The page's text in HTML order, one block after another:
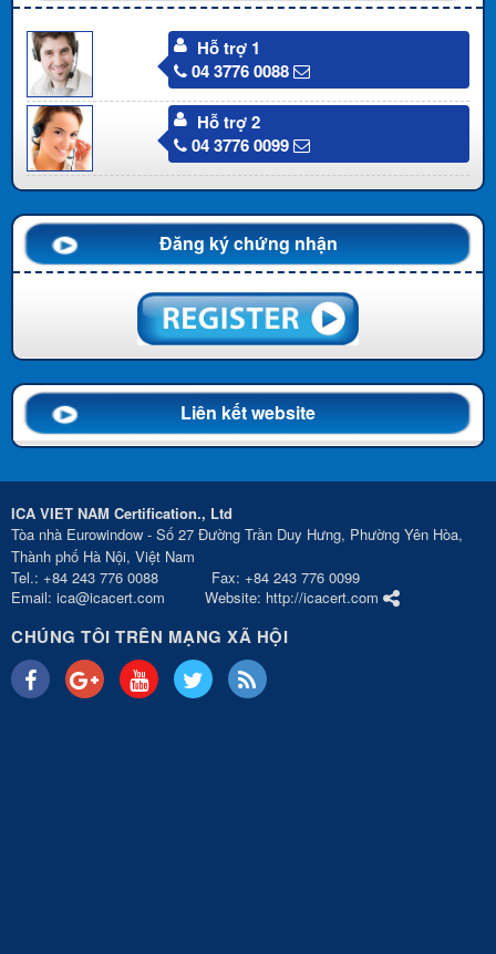
Hỗ trợ 1
04 3776 0088
Hỗ trợ 2
04 3776 0099
Đăng ký chứng nhận
Liên kết website
ICA VIET NAM Certification., Ltd
Tòa nhà Eurowindow - Số 27 Đường Trần Duy Hưng, Phường Yên Hòa,
Thành phố Hà Nội, Việt Nam
Tel.: +84 243 776 0088 Fax: +84 243 776 0099
Email: ica@icacert.com Website: http://icacert.com
CHÚNG TÔI TRÊN MẠNG XÃ HỘI